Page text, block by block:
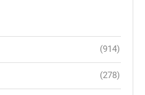
(914)
(278)